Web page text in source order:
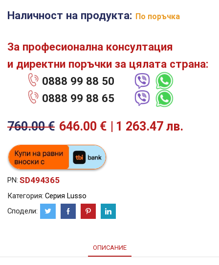
Наличност на продукта: По поръчка
За професионална консултация
и директни поръчки за цялата страна:
0888 99 88 50
0888 99 88 65
760.00€ 646.00 € 1 263.47 лв.
PN: SD494365
Категория: Серия Lusso
Сподели:
ОПИСАНИЕ